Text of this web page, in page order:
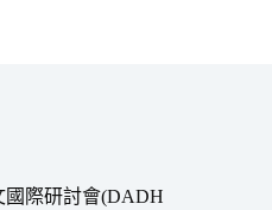
國際研討會(DADH